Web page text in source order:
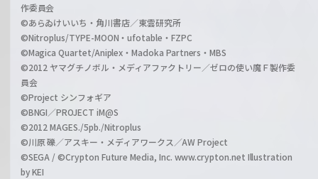
作委員会
©あらゐけいいち・角川書店／東雲研究所
©Nitroplus/TYPE-MOON・ufotable・FZPC
©Magica Quartet/Aniplex・Madoka Partners・MBS
©2012 ヤマグチノボル・メディアファクトリー／ゼロの使い魔Ｆ製作委
員会
©Project シンフォギア
©BNGI／PROJECT iM@S
©2012 MAGES./5pb./Nitroplus
©川原 礫／アスキー・メディアワークス／AW Project
©SEGA / ©Crypton Future Media, Inc. www.crypton.net Illustration
by KEI